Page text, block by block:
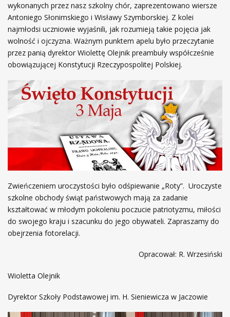
wykonanych przez nasz szkolny chór, zaprezentowano wiersze
Antoniego Słonimskiego i Wisławy Szymborskiej. Z kolei
najmłodsi uczniowie wyjaśnili, jak rozumieją takie pojęcia jak
wolność i ojczyzna. Ważnym punktem apelu było przeczytanie
przez panią dyrektor Wiolettę Olejnik preambuły współcześnie
obowiązującej Konstytucji Rzeczypospolitej Polskiej.
Zwieńczeniem uroczystości było odśpiewanie „Roty”. Uroczyste
szkolne obchody świąt państwowych mają za zadanie
kształtować w młodym pokoleniu poczucie patriotyzmu, miłości
do swojego kraju i szacunku do jego obywateli. Zapraszamy do
obejrzenia fotorelacji.
Opracował: R. Wrzesiński
Wioletta Olejnik
Dyrektor Szkoły Podstawowej im. H. Sieniewicza w Jaczowie